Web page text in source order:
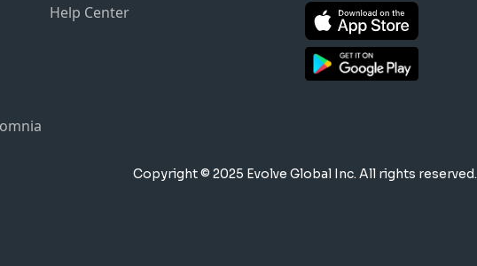
Help Center
Copyright © 2025 Evolve Global Inc. All rights reserved.